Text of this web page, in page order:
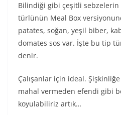
Bilindiği gibi çeşitli sebzelerin
türlünün Meal Box
patates, soğan, yeşil biber,
domates sos var. İşte bu tip
denir.
Çalışanlar için ideal. Şişkinliğe
mahal vermeden efendi gibi
koyulabiliriz artık…